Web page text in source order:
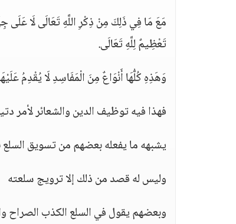
مَعَ مَا فِي ذَلِكَ مِنْ ذِكْرِ اللَّهِ تَعَالَى لَا عَلَى
تَعْظِيمٌ لِلَّهِ تَعَالَى.
وَهَذِهِ كُلُّهَا أَنْوَاعٌ مِنَ الْمَفَاسِدِ لَا يُقْدِمُ
فهذا فيه توظيف الدين والشعائر لأمر
يشبهه ما يفعله بعضهم من تسويق
وليس له قصد من ذلك إلا ترويج سلعته
وبعضهم يقول في السلع الكذب الصراح